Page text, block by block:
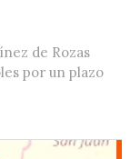
de Rozas
por un plazo